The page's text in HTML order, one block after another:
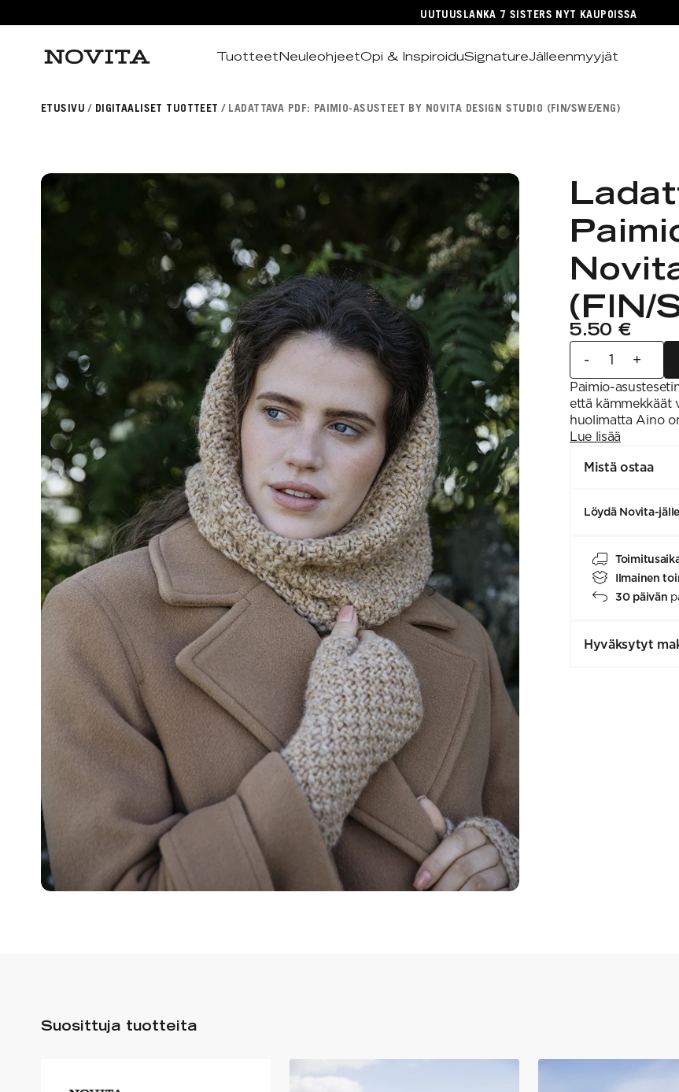
UUTUUSLANKA 7 SISTERS NYT KAUPOISSA
TuotteetNeuleohjeetOpi & InspiroiduSignatureJälleenmyyjät
ETUSIVU DIGITAALISET TUOTTEET LADATTAVA PDF: PAIMIO-ASUSTEET BY NOVITA DESIGN STUDIO (FIN/SWE/ENG)
(FIN/
5.50 €
- +
Paimio-
että kämmekkäät
huolimatta Aino
Lue lisää
Mistä ostaa
Löydä Novita-
Ilmainen
30 päivän
Hyväksytyt
Suosittuja tuotteita